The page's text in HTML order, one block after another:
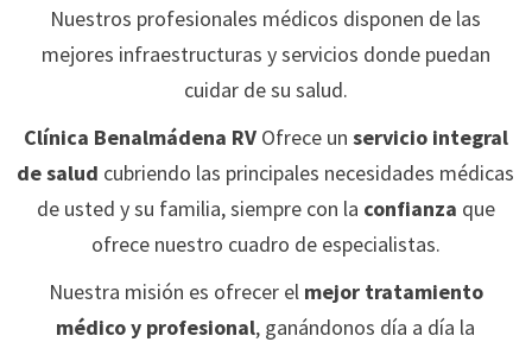
Nuestros profesionales médicos disponen de las
mejores infraestructuras y servicios donde puedan
cuidar de su salud.
Clínica Benalmádena RV Ofrece un servicio integral
de salud cubriendo las principales necesidades médicas
de usted y su familia, siempre con la confianza que
ofrece nuestro cuadro de especialistas.
Nuestra misión es ofrecer el mejor tratamiento
médicoy profesional, ganándonos día a día la